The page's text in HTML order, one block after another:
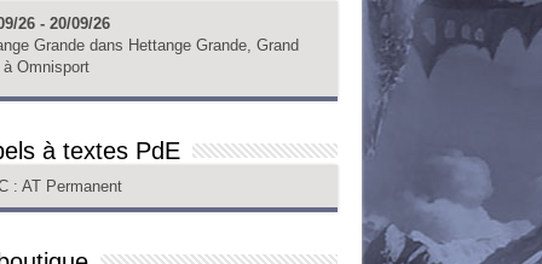
26 - 20/09/26
Grande dans Hettange Grande, Grand
à Omnisport
à textes PdE
: AT Permanent